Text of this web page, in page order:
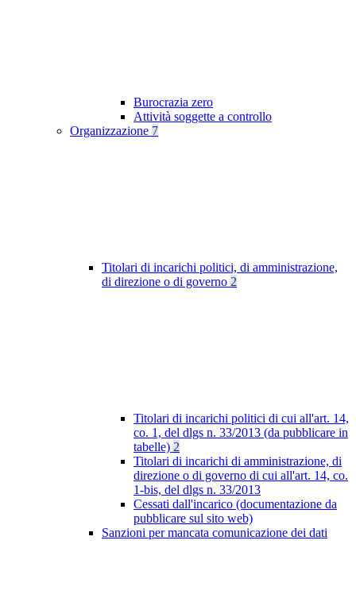
Burocrazia zero
Attività soggette a controllo
Organizzazione 7
Titolari di incarichi politici, di amministrazione,
di direzione o di governo 2
Titolari di incarichi politici di cui all'art. 14,
co. 1, del dlgs n. 33/2013 (da pubblicare in
tabelle) 2
Titolari di incarichi di amministrazione, di
direzione o di governo di cui all'art. 14, co.
1-bis, del dlgs n. 33/2013
Cessati dall'incarico (documentazione da
pubblicare sul sito web)
Sanzioni per mancata comunicazione dei dati